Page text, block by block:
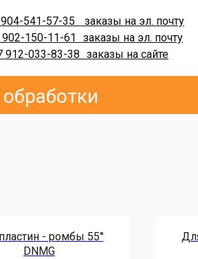
904-541-57-35
заказы на эл. почту
902-150-11-61
заказы на эл. почту
912-033-83-38 заказы на сайте
- ромбы 55°
DNMG